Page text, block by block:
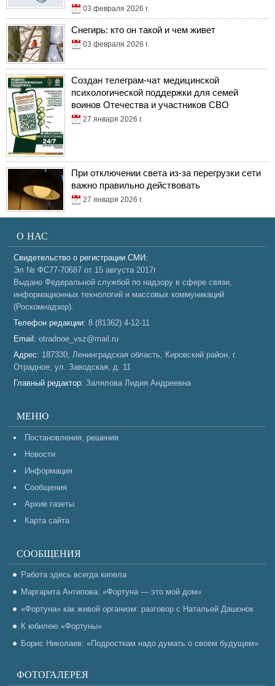
03 февраля 2026 г.
Снегирь: кто он такой и чем живет
03 февраля 2026 г.
Создан телеграм-чат медицинской
психологической поддержки для семей
воинов Отечества и участников СВО
27 января 2026 г.
При отключении света из-за перегрузки сети
важно правильно действовать
27 января 2026 г.
О НАС
Свидетельство о регистрации СМИ:
Эл № ФС77-70687 от 15 августа 2017г
Выдано Федеральной службой по надзору в сфере связи,
информационных технологий и массовых коммуникаций
(Роскомнадзор).
Телефон редакции: 8 (81362) 4-12-11
Email: otradnoe_vsz@mail.ru
Адрес: 187330, Ленинградская область, Кировский район, г.
Отрадное, ул. Заводская, д. 11
Главный редактор: Залялова Лидия Андреевна
МЕНЮ
Постановления, решения
Новости
Информация
Сообщения
Архив газеты
Карта сайта
СООБЩЕНИЯ
Работа здесь всегда кипела
Маргарита Антипова: «Фортуна — это мой дом»
«Фортуна» как живой организм: разговор с Натальей Дашонок
К юбилею «Фортуны»
Борис Николаев: «Подросткам надо думать о своем будущем»
ФОТОГАЛЕРЕЯ